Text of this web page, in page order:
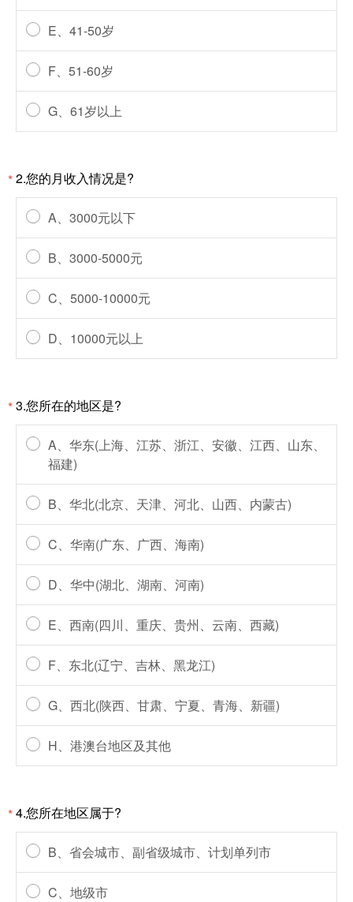
E、41-50岁
F、51-60岁
G、61岁以上
*2.您的月收入情况是?
A、3000元以下
B、3000-5000元
C、5000-10000元
D、10000元以上
*3.您所在的地区是?
A、华东(上海、江苏、浙江、安徽、江西、山东、
福建)
B、华北(北京、天津、河北、山西、内蒙古)
C、华南(广东、广西、海南)
D、华中(湖北、湖南、河南)
E、西南(四川、重庆、贵州、云南、西藏)
F、东北(辽宁、吉林、黑龙江)
G、西北(陕西、甘肃、宁夏、青海、新疆)
H、港澳台地区及其他
*4.您所在地区属于?
B、省会城市、副省级城市、计划单列市
C、地级市